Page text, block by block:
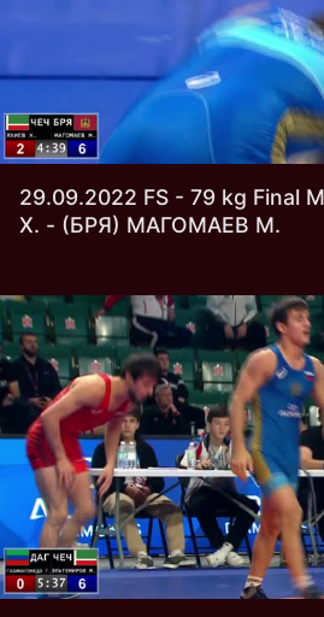
29.09.2022 FS - 79 kg Final
Х. - (БРЯ) МАГОМАЕВ М.